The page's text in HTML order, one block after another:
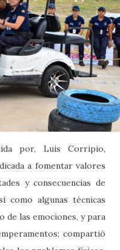
por, Luis Corripio,
a fomentar valores
y consecuencias de
como algunas técnicas
de las emociones, y para
compartió